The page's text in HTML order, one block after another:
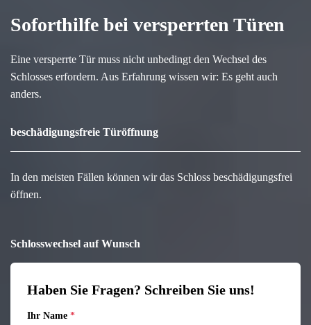
Soforthilfe bei versperrten Türen
Eine versperrte Tür muss nicht unbedingt den Wechsel des
Schlosses erfordern. Aus Erfahrung wissen wir: Es geht auch
anders.
beschädigungsfreie Türöffnung
In den meisten Fällen können wir das Schloss beschädigungsfrei
öffnen.
Schlosswechsel auf Wunsch
Haben Sie Fragen? Schreiben Sie uns!
Ihr Name